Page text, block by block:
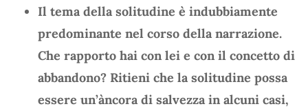
Il tema della solitudine è indubbiamente
predominante nel corso della narrazione.
Che rapporto hai con lei e con il concetto di
abbandono? Ritieni che la solitudine possa
essere un’àncora di salvezza in alcuni casi,